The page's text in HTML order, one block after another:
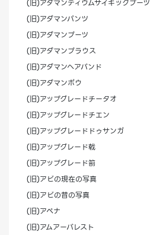
(旧)アダマンティウムサイキックブーツ
(旧)アダマンパンツ
(旧)アダマンブーツ
(旧)アダマンブラウス
(旧)アダマンヘアバンド
(旧)アダマンボウ
(旧)アップグレードチータオ
(旧)アップグレードチエン
(旧)アップグレードドゥサンガ
(旧)アップグレード戟
(旧)アップグレード箚
(旧)アビの現在の写真
(旧)アビの昔の写真
(旧)アペナ
(旧)アムアーバレスト